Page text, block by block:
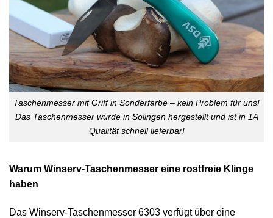
Taschenmesser mit Griff in Sonderfarbe – kein Problem für uns!
Das Taschenmesser wurde in Solingen hergestellt und ist in 1A
Qualität schnell lieferbar!
Warum Winserv-Taschenmesser eine rostfreie Klinge
haben
Das Winserv-Taschenmesser 6303 verfügt über eine